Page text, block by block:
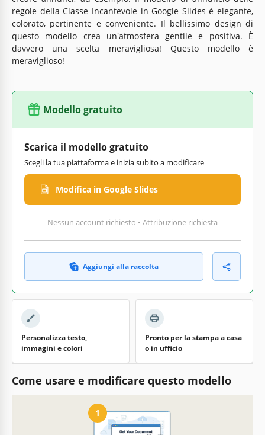
regole della Classe Incantevole in Google Slides è elegante,
colorato, pertinente e conveniente. Il bellissimo design di
questo modello crea un'atmosfera gentile e positiva. È
davvero una scelta meravigliosa! Questo modello è
meraviglioso!
Modello gratuito
Scarica il modello gratuito
Scegli la tua piattaforma e inizia subito a modificare
Modifica in Google Slides
Nessun account richiesto • Attribuzione richiesta
Aggiungi alla raccolta
Personalizza testo,
immagini e colori
Pronto per la stampa a casa
o in ufficio
Come usare e modificare questo modello
1